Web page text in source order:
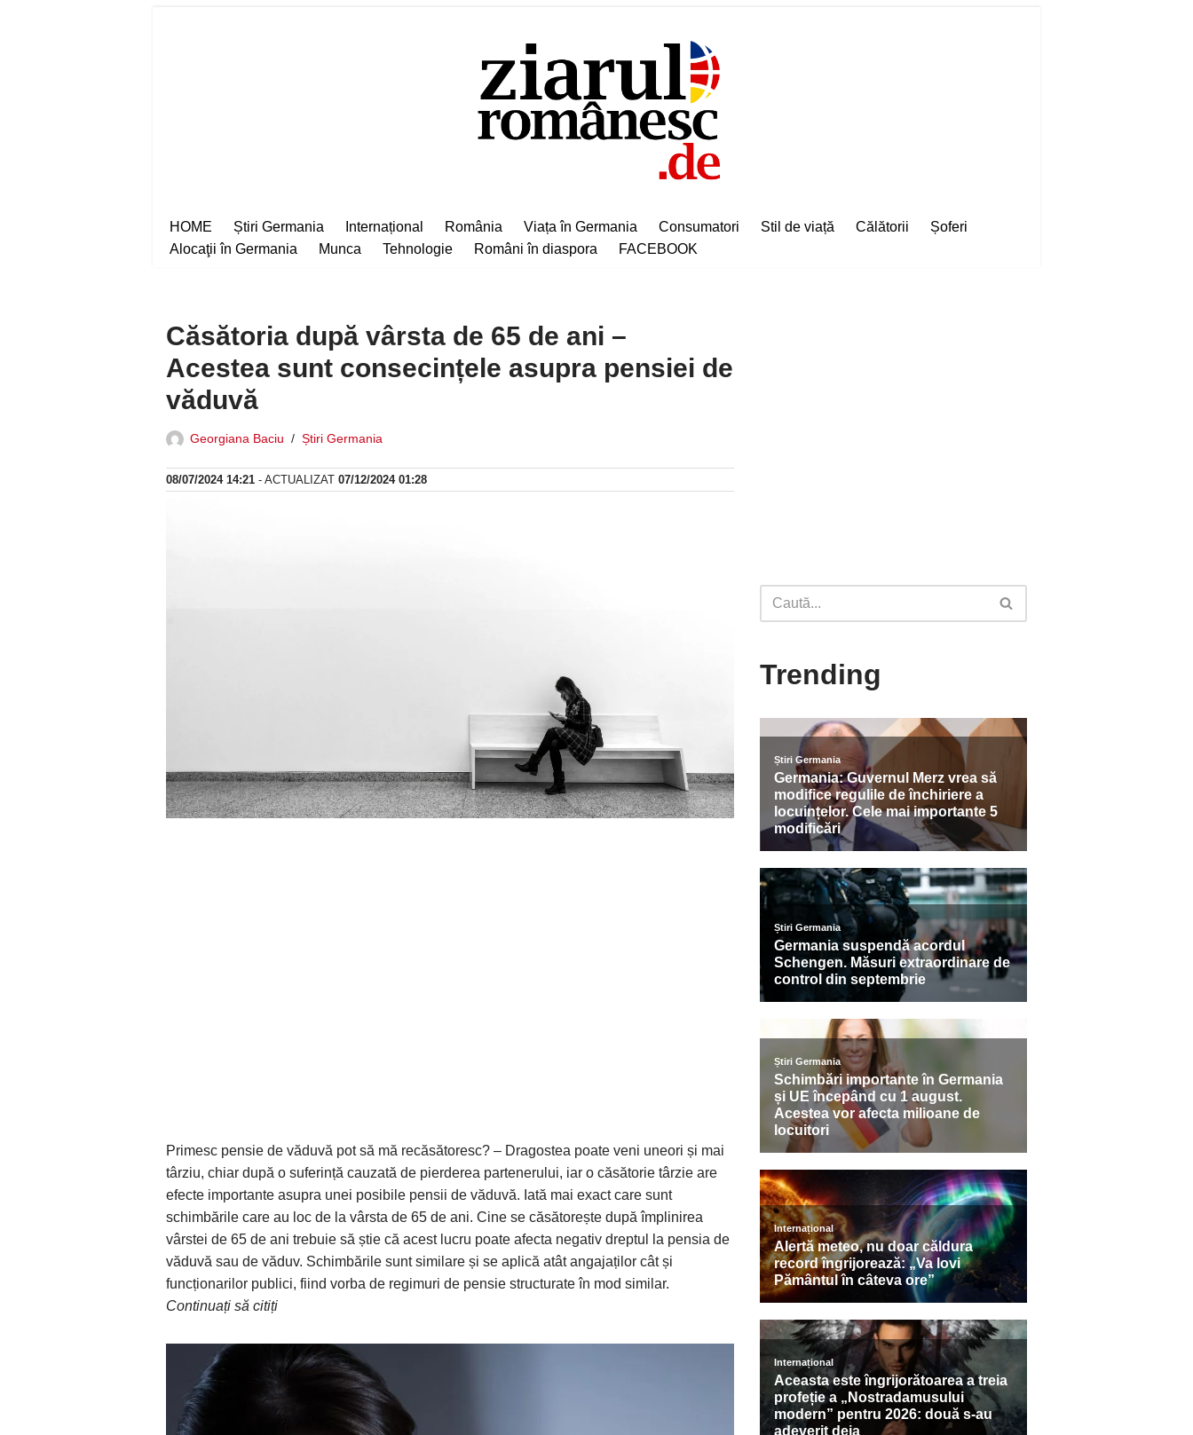
HOME Știri Germania Internațional România Viața în Germania Consumatori Stil de viață Călătorii
Șoferi
Alocaţii în Germania
Munca Tehnologie Români în diaspora FACEBOOK
Căsătoria după vârsta de 65 de ani –
Acestea sunt consecințele asupra pensiei de
văduvă
Georgiana Baciu Știri Germania
08/07/2024 14:21 - ACTUALIZAT 07/12/2024 01:28
Primesc pensie de văduvă pot să mă recăsătoresc? – Dragostea poate veni uneori și mai
târziu, chiar după o suferință cauzată de pierderea partenerului, iar o căsătorie târzie are
efecte importante asupra unei posibile pensii de văduvă. Iată mai exact care sunt
schimbările care au loc de la vârsta de 65 de ani. Cine se căsătorește după împlinirea
vârstei de 65 de ani trebuie să știe că acest lucru poate afecta negativ dreptul la pensia de
văduvă sau de văduv. Schimbările sunt similare și se aplică atât angajaților cât și
funcționarilor publici, fiind vorba de regimuri de pensie structurate în mod similar.
Continuați să citiți
Trending